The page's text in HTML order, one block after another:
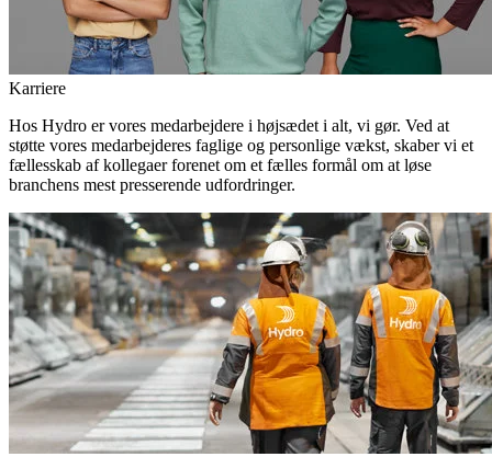
Karriere
Hos Hydro er vores medarbejdere i højsædet i alt, vi gør. Ved at
støtte vores medarbejderes faglige og personlige vækst, skaber vi et
fællesskab af kollegaer forenet om et fælles formål om at løse
branchens mest presserende udfordringer.